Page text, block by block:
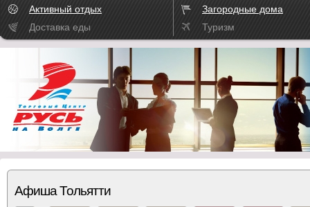
Активный отдых
Загородные дома
Доставка еды
Туризм
Афиша Тольятти